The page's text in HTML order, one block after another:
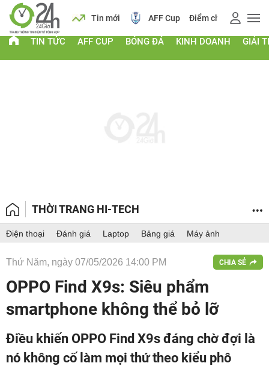
Lịch Tin mới AFF Cup Điểm chuẩn 2026
TIN TỨC AFF CUP BÓNG ĐÁ KINH DOANH GIẢI
THỜI TRANG HI-TECH
Điện thoại Đánh giá Laptop Bảng giá Máy ảnh
Thứ Năm, ngày 07/05/2026 14:00 PM CHIA SẺ
OPPO Find X9s: Siêu phẩm
smartphone không thể bỏ lỡ
Điều khiến OPPO Find X9s đáng chờ đợi là
nó không cố làm mọi thứ theo kiểu phô